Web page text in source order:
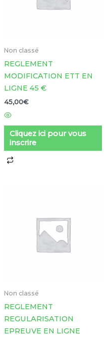
Non classé
REGLEMENT
MODIFICATION ETT EN
LIGNE 45 €
45,00€
Cliquez ici pour vous
inscrire
Non classé
REGLEMENT
REGULARISATION
EPREUVE EN LIGNE